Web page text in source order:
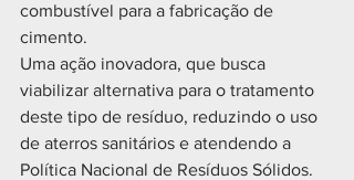
combustível para a fabricação de
cimento.
Uma ação inovadora, que busca
viabilizar alternativa para o tratamento
deste tipo de resíduo, reduzindo o uso
de aterros sanitários e atendendo a
Política Nacional de Resíduos Sólidos.